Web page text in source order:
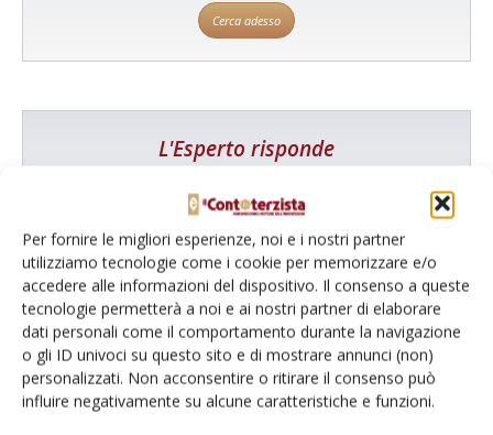
Per fornire le migliori esperienze, noi e i nostri partner
utilizziamo tecnologie come i cookie per memorizzare e/o
accedere alle informazioni del dispositivo. Il consenso a queste
tecnologie permetterà a noi e ai nostri partner di elaborare
dati personali come il comportamento durante la navigazione
o gli ID univoci su questo sito e di mostrare annunci (non)
personalizzati. Non acconsentire o ritirare il consenso può
influire negativamente su alcune caratteristiche e funzioni.
Cerca adesso
L'Esperto risponde